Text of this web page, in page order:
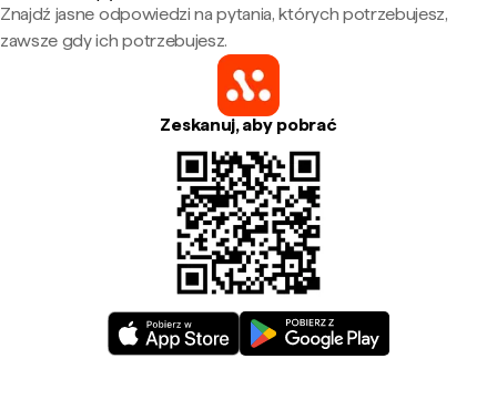
Znajdź jasne odpowiedzi na pytania, których potrzebujesz,
zawsze gdy ich potrzebujesz.
Zeskanuj, aby pobrać